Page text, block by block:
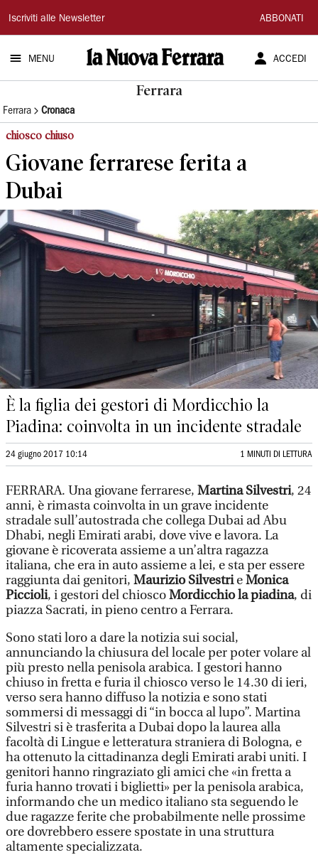
La
Nuova
Ferrara
Iscriviti alle Newsletter ABBONATI
MENU ACCEDI
Ferrara
Ferrara Cronaca
chiosco chiuso
Giovane ferrarese ferita a
Dubai
È la figlia dei gestori di Mordicchio la
Piadina: coinvolta in un incidente stradale
24 giugno 2017 10:14 1 MINUTI DI LETTURA
FERRARA. Una giovane ferrarese, Martina Silvestri, 24
anni, è rimasta coinvolta in un grave incidente
stradale sull’autostrada che collega Dubai ad Abu
Dhabi, negli Emirati arabi, dove vive e lavora. La
giovane è ricoverata assieme a un’altra ragazza
italiana, che era in auto assieme a lei, e sta per essere
raggiunta dai genitori, Maurizio SilvestrieMonica
Piccioli, i gestori del chioscoMordicchio la piadina, di
piazza Sacrati, in pieno centro a Ferrara.
Sono stati loro a dare la notizia sui social,
annunciando la chiusura del locale per poter volare al
più presto nella penisola arabica. I gestori hanno
chiuso in fretta e furia il chiosco verso le 14.30 di ieri,
verso sera hanno diffuso la notizia e sono stati
sommersi di messaggi di “in bocca al lupo”. Martina
Silvestri si è trasferita a Dubai dopo la laurea alla
facoltà di Lingue e letteratura straniera di Bologna, e
ha ottenuto la cittadinanza degli Emirati arabi uniti. I
genitori hanno ringraziato gli amici che «in fretta a
furia hanno trovati i biglietti» per la penisola arabica,
informando che un medico italiano sta seguendo le
due ragazze ferite che probabilmente nelle prossime
ore dovrebbero essere spostate in una struttura
altamente specializzata.